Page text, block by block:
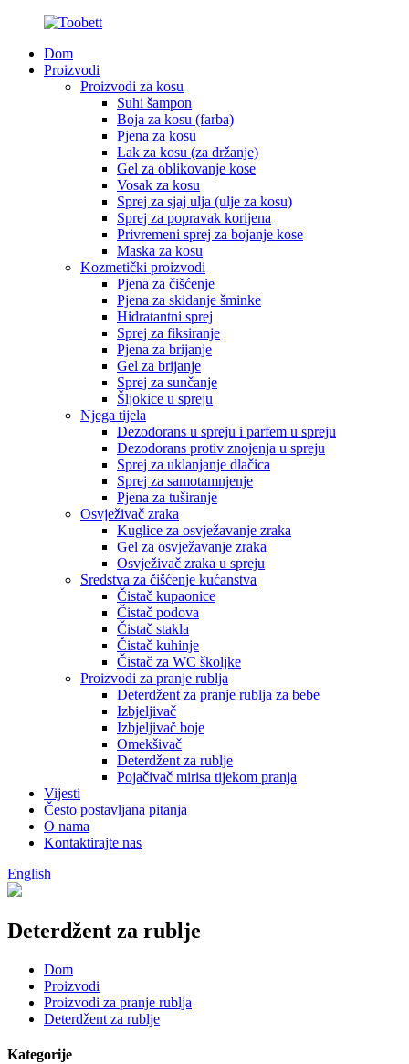
Dom
Proizvodi
Proizvodi za kosu
Suhi šampon
Boja za kosu (farba)
Pjena za kosu
Lak za kosu (za držanje)
Gel za oblikovanje kose
Vosak za kosu
Sprej za sjaj ulja (ulje za kosu)
Sprej za popravak korijena
Privremeni sprej za bojanje kose
Maska za kosu
Kozmetički proizvodi
Pjena za čišćenje
Pjena za skidanje šminke
Hidratantni sprej
Sprej za fiksiranje
Pjena za brijanje
Gel za brijanje
Sprej za sunčanje
Šljokice u spreju
Njega tijela
Dezodorans u spreju i parfem u spreju
Dezodorans protiv znojenja u spreju
Sprej za uklanjanje dlačica
Sprej za samotamnjenje
Pjena za tuširanje
Osvježivač zraka
Kuglice za osvježavanje zraka
Gel za osvježavanje zraka
Osvježivač zraka u spreju
Sredstva za čišćenje kućanstva
Čistač kupaonice
Čistač podova
Čistač stakla
Čistač kuhinje
Čistač za WC školjke
Proizvodi za pranje rublja
Deterdžent za pranje rublja za bebe
Izbjeljivač
Izbjeljivač boje
Omekšivač
Deterdžent za rublje
Pojačivač mirisa tijekom pranja
Vijesti
Često postavljana pitanja
O nama
Kontaktirajte nas
English
Deterdžent za rublje
Dom
Proizvodi
Proizvodi za pranje rublja
Deterdžent za rublje
Kategorije